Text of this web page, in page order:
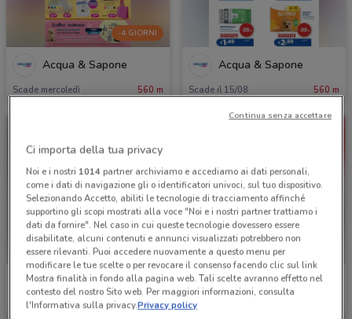
-4 GIORNI
Acqua & Sapone
Scade mercoledì 560 m
Acqua & Sapone
Scade il 15/08 560 m
Acqua & Sapone
Scade il 02/09 560 m
Acqua & Sapone
Scade il 15/08
Ci importa della tua privacy
Noi e i nostri 1014partner archiviamo e accediamo ai dati personali,
come i dati di navigazione gli o identificatori univoci, sul tuo dispositivo.
Selezionando Accetto, abiliti le tecnologie di tracciamento affinché
supportino gli scopi mostrati alla voce "Noi e i nostri partner trattiamo i
dati da fornire". Nel caso in cui queste tecnologie dovessero essere
disabilitate, alcuni contenuti e annunci visualizzati potrebbero non
essere rilevanti. Puoi accedere nuovamente a questo menu per
modificare le tue scelte o per revocare il consenso facendo clic sul link
Mostra finalità in fondo alla pagina web. Tali scelte avranno effetto nel
contesto del nostro Sito web. Per maggiori informazioni, consulta
l'Informativa sulla privacy.Privacy policy
Continua senza accettare